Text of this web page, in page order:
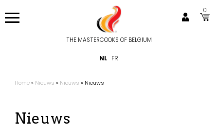
en
THE MASTERCOOKS OF BELGIUM
0
NL FR
Kruimelpad
Home Nieuws Nieuws Nieuws
Nieuws